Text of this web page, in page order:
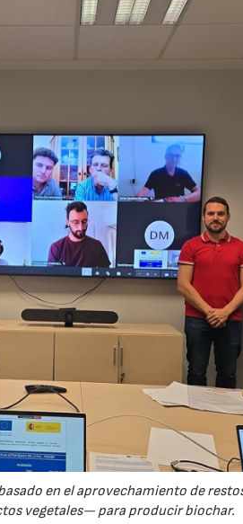
en el aprovechamiento de
vegetales— para producir biochar.